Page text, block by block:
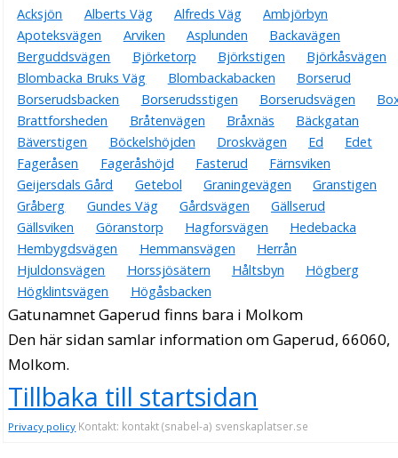
Acksjön Alberts Väg Alfreds Väg
Ambjörbyn
Apoteksvägen
Arviken Asplunden
Backavägen
Berguddsvägen
Björketorp Björkstigen
Björkåsvägen
Blombacka Bruks Väg
Blombackabacken
Borserud
Borserudsbacken
Borserudsstigen Borserudsvägen
Brattforsheden
Bråtenvägen Bråxnäs
Bäckgatan
Bäverstigen
Böckelshöjden Droskvägen Ed
Edet
Fageråsen
Fageråshöjd Fasterud
Färnsviken
Geijersdals Gård
Getebol Graningevägen
Granstigen
Gråberg
Gundes Väg Gårdsvägen
Gällserud
Gällsviken
Göranstorp Hagforsvägen
Hedebacka
Hembygdsvägen
Hemmansvägen
Herrån
Hjuldonsvägen
Horssjösätern Håltsbyn
Högberg
Högklintsvägen
Högåsbacken
Gatunamnet Gaperud finns bara i Molkom
Den här sidan samlar information om Gaperud, 66060,
Molkom.
Tillbaka till startsidan
Privacy policy Kontakt: kontakt (snabel-a) svenskaplatser.se